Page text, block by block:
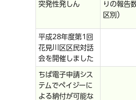
突発性発しん
りの報告
区別）
平成28年度第1回
花見川区区民対話
会を開催しました
ちば電子申請シス
テムでペイジーに
よる納付が可能な